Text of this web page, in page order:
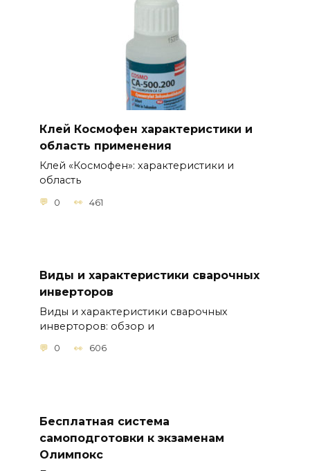
Клей Космофен характеристики и
область применения
Клей «Космофен»: характеристики и
область
0 461
Виды и характеристики сварочных
инверторов
Виды и характеристики сварочных
инверторов: обзор и
0 606
Бесплатная система
самоподготовки к экзаменам
Олимпокс